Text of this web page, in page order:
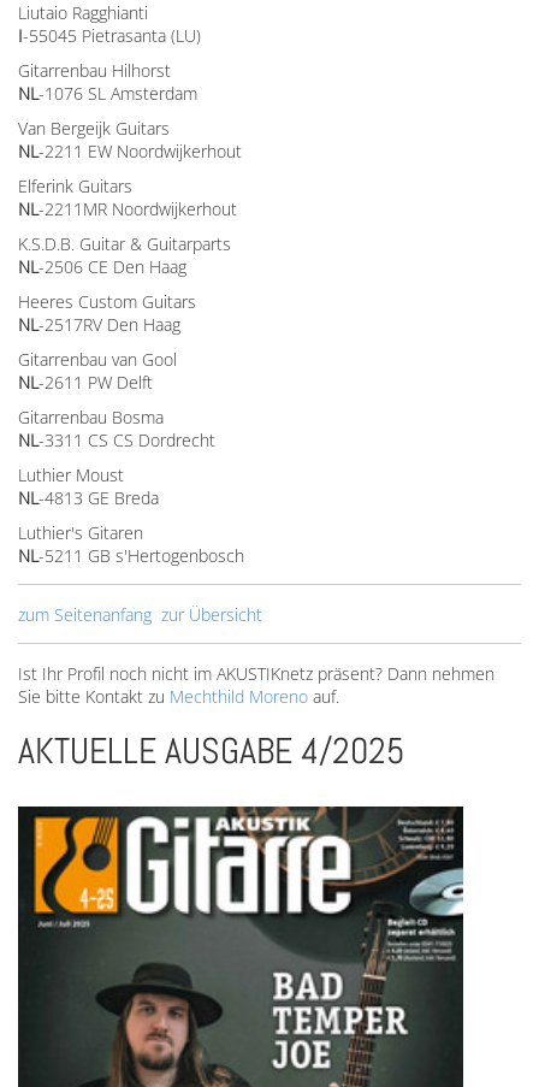
Liutaio Ragghianti
I-55045 Pietrasanta (LU)
Gitarrenbau Hilhorst
NL-1076 SL Amsterdam
Van Bergeijk Guitars
NL-2211 EW Noordwijkerhout
Elferink Guitars
NL-2211MR Noordwijkerhout
K.S.D.B. Guitar & Guitarparts
NL-2506 CE Den Haag
Heeres Custom Guitars
NL-2517RV Den Haag
Gitarrenbau van Gool
NL-2611 PW Delft
Gitarrenbau Bosma
NL-3311 CS CS Dordrecht
Luthier Moust
NL-4813 GE Breda
Luthier's Gitaren
NL-5211 GB s'Hertogenbosch
zum Seitenanfang zur Übersicht
Ist Ihr Profil noch nicht im AKUSTIKnetz präsent? Dann nehmen
Sie bitte Kontakt zu Mechthild Moreno auf.
AKTUELLE AUSGABE 4/2025